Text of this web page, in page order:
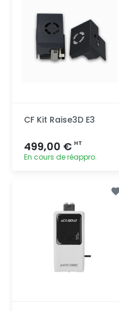
CF Kit Raise3D E3
499,00 € HT
En cours de réappro.